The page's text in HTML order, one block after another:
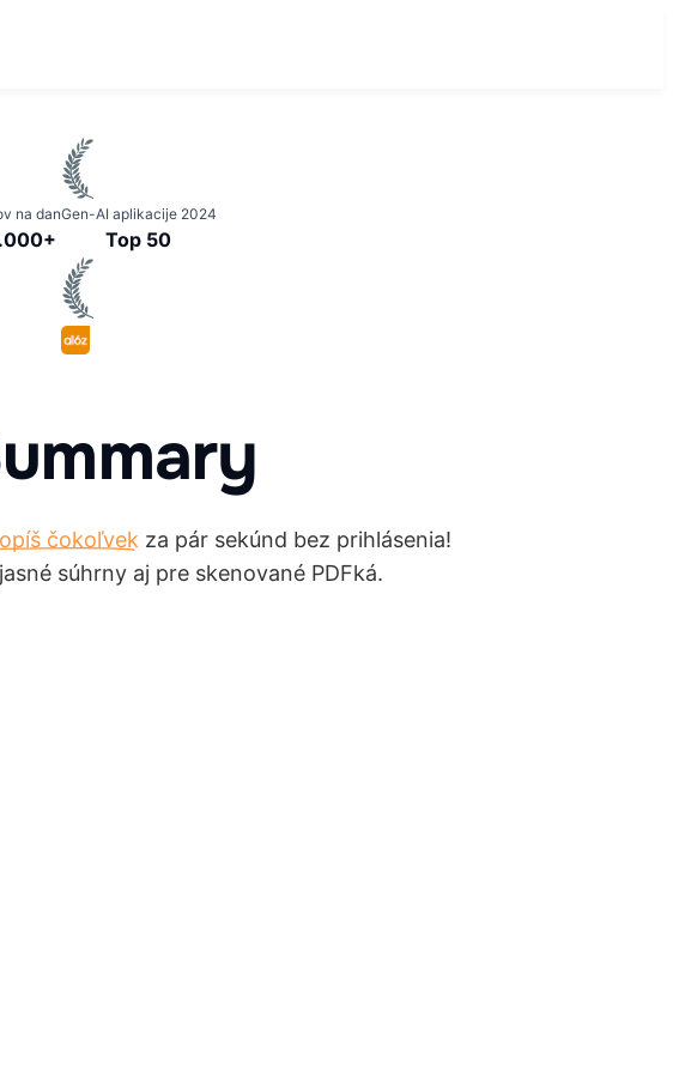
na danGen-AI aplikacije 2024
Top 50
čokoľvek za pár sekúnd bez prihlásenia!
súhrny aj pre skenované PDFká.